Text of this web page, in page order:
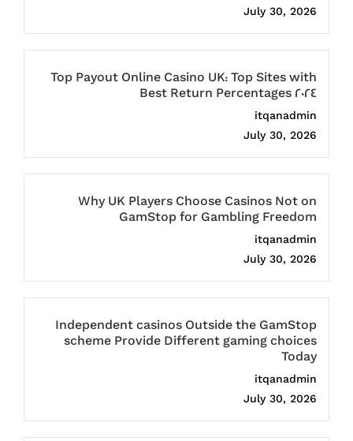
July 30, 2026
Top Payout Online Casino UK: Top Sites with
Best Return Percentages 2024
itqanadmin
July 30, 2026
Why UK Players Choose Casinos Not on
GamStop for Gambling Freedom
itqanadmin
July 30, 2026
Independent casinos Outside the GamStop
scheme Provide Different gaming choices
Today
itqanadmin
July 30, 2026